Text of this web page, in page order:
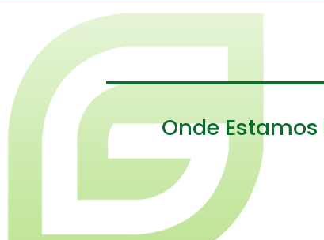
Onde Estamos